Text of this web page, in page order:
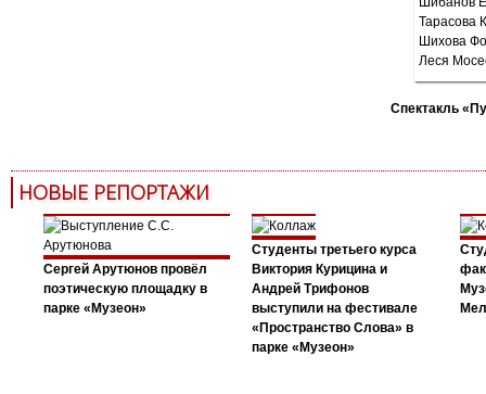
Спектакль
НОВЫЕ РЕПОРТАЖИ
Сергей Арутюнов провёл
поэтическую площадку в
парке «Музеон»
Студенты третьего курса
Виктория Курицина и
Андрей Трифонов
выступили на фестивале
«Пространство Слова» в
парке «Музеон»